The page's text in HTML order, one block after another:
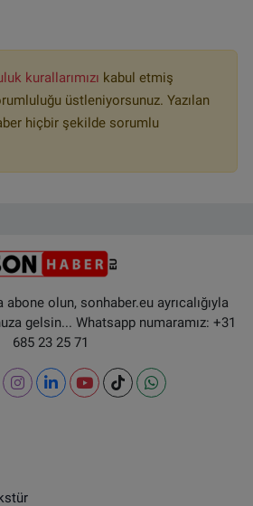
kurallarımızı kabul etmiş
üstleniyorsunuz. Yazılan
hiçbir şekilde sorumlu
olun, sonhaber.eu ayrıcalığıyla
gelsin... Whatsapp numaramız: +31
685 23 25 71